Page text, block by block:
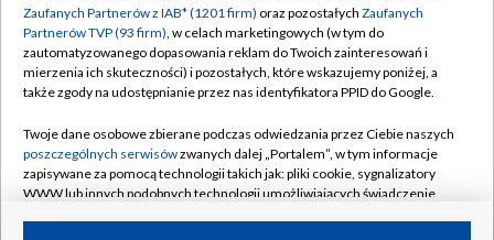
Emisja w TVP
Centrum informacji TVP
Naziemna Telewizja Cyfrowa
Rada Programowa
System NOS
Informacje o nadawcy
Polityka prywatności
Moje zgody
Pomoc
Kontakt
Kanały
Zaufanych Partnerów z IAB* (1201 firm) oraz pozostałych Zaufanych
Partnerów TVP (93 firm), w celach marketingowych (w tym do
zautomatyzowanego dopasowania reklam do Twoich zainteresowań i
mierzenia ich skuteczności) i pozostałych, które wskazujemy poniżej, a
także zgody na udostępnianie przez nas identyfikatora PPID do Google.
Twoje dane osobowe zbierane podczas odwiedzania przez Ciebie naszych
poszczególnych serwisówzwanych dalej „Portalem”, w tym informacje
zapisywane za pomocą technologii takich jak: pliki cookie, sygnalizatory
WWW lub innych podobnych technologii umożliwiających świadczenie